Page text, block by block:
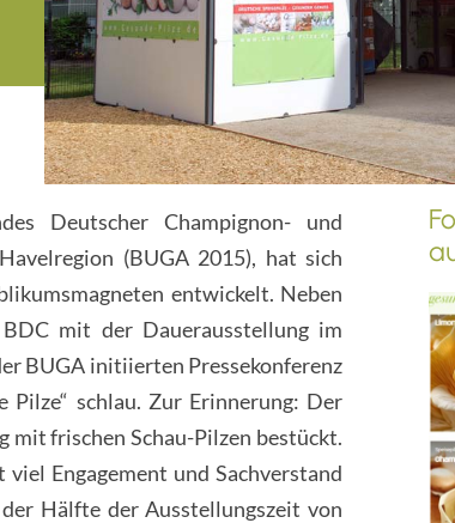
Deutscher Champignon- und
(BUGA 2015), hat sich
entwickelt. Neben
mit der Dauerausstellung im
BUGA initiierten Pressekonferenz
Pilze“ schlau. Zur Erinnerung: Der
frischen Schau-Pilzen bestückt.
Engagement und Sachverstand
Hälfte der Ausstellungszeit von